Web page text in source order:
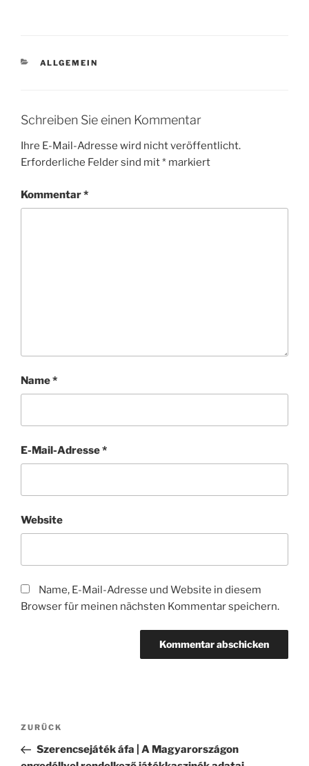
KATEGORIEN
ALLGEMEIN
Schreiben Sie einen Kommentar
Ihre E-Mail-Adresse wird nicht veröffentlicht.
Erforderliche Felder sind mit* markiert
Kommentar*
Name*
E-Mail-Adresse*
Website
Name, E-Mail-Adresse und Website in diesem
Browser für meinen nächsten Kommentar speichern.
Beitragsnavigation
Vorheriger
Beitrag
ZURÜCK
Szerencsejáték áfa | A Magyarországon